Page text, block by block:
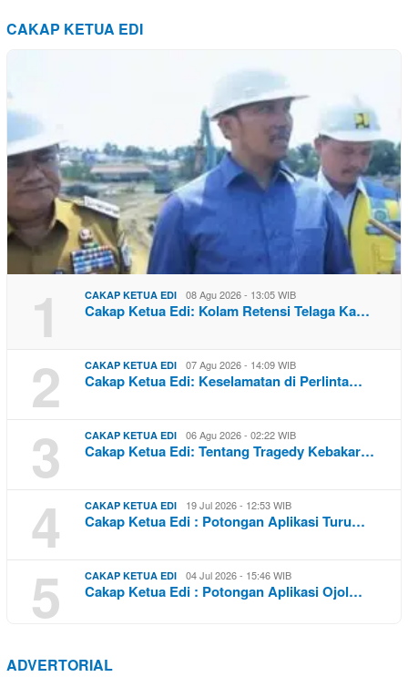
CAKAP KETUA EDI
1 CAKAP KETUA EDI 08 Agu 2026 - 13:05 WIB
Cakap Ketua Edi: Kolam Retensi Telaga Ka…
2 CAKAP KETUA EDI 07 Agu 2026 - 14:09 WIB
Cakap Ketua Edi: Keselamatan di Perlinta…
3 CAKAP KETUA EDI 06 Agu 2026 - 02:22 WIB
Cakap Ketua Edi: Tentang Tragedy Kebakar…
4 CAKAP KETUA EDI 19 Jul 2026 - 12:53 WIB
Cakap Ketua Edi : Potongan Aplikasi Turu…
5 CAKAP KETUA EDI 04 Jul 2026 - 15:46 WIB
Cakap Ketua Edi : Potongan Aplikasi Ojol…
ADVERTORIAL